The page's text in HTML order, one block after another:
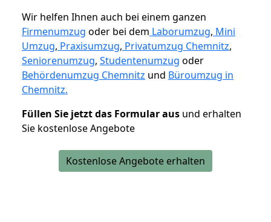
Wir helfen Ihnen auch bei einem ganzen
Firmenumzug oder bei dem Laborumzug, Mini
Umzug, Praxisumzug, Privatumzug Chemnitz,
Seniorenumzug, Studentenumzug oder
Behördenumzug Chemnitz und Büroumzug in
Chemnitz.
Füllen Sie jetzt das Formular aus und erhalten
Sie kostenlose Angebote
Kostenlose Angebote erhalten